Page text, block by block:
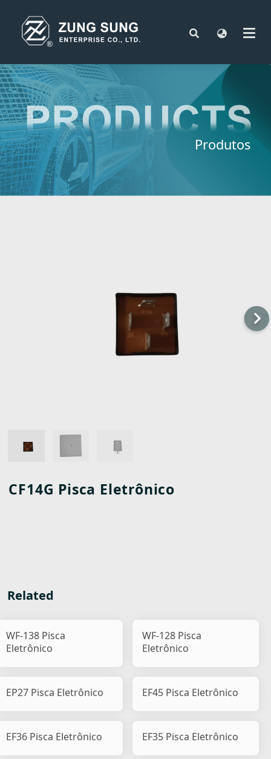
Produtos
CF14G Pisca Eletrônico
Related
WF-138 Pisca
Eletrônico
WF-128 Pisca
Eletrônico
EP27 Pisca Eletrônico EF45 Pisca Eletrônico
EF36 Pisca Eletrônico EF35 Pisca Eletrônico